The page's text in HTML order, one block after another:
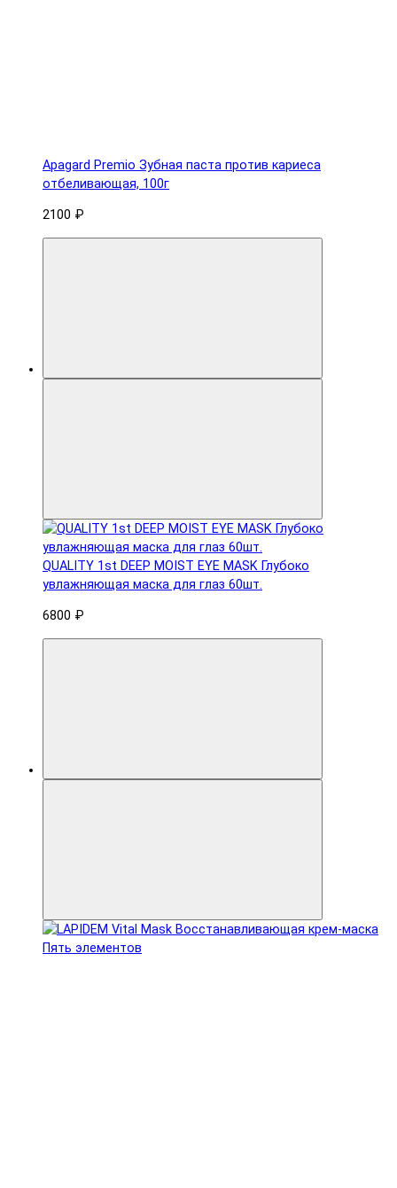
Apagard Premio Зубная паста против кариеса
отбеливающая, 100г
2100 ₽
QUALITY 1st DEEP MOIST EYE MASK Глубоко
увлажняющая маска для глаз 60шт.
6800 ₽